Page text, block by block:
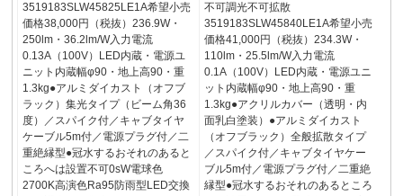
3519183SLW45825LE1A希望小売
価格38,000円（税抜）236.9W・
250lm・36.2lm/W入力電流
0.13A（100V）LED内蔵・電源ユ
ニット内蔵幅φ90・地上高90・重
1.3kg●アルミダイカスト（オフブ
ラック）集光タイプ（ビーム角36
度）／スパイク付／キャブタイヤ
ケーブル5m付／電源プラグ付／二
重絶縁型●冠水するおそれのあると
ころへは設置不可0sW電球色
2700K高演色Ra95防雨型LED交換
不可調光不可拡散
3519183SLW45840LE1A希望小売
価格41,000円（税抜）234.3W・
110lm・25.5lm/W入力電流
0.1A（100V）LED内蔵・電源ユニ
ット内蔵幅φ90・地上高90・重
1.3kg●アクリルカバー（透明・内
面乳白塗装）●アルミダイカスト
（オフブラック）全般拡散タイプ
／スパイク付／キャブタイヤケー
ブル5m付／電源プラグ付／二重絶
縁型●冠水するおそれのあるところ